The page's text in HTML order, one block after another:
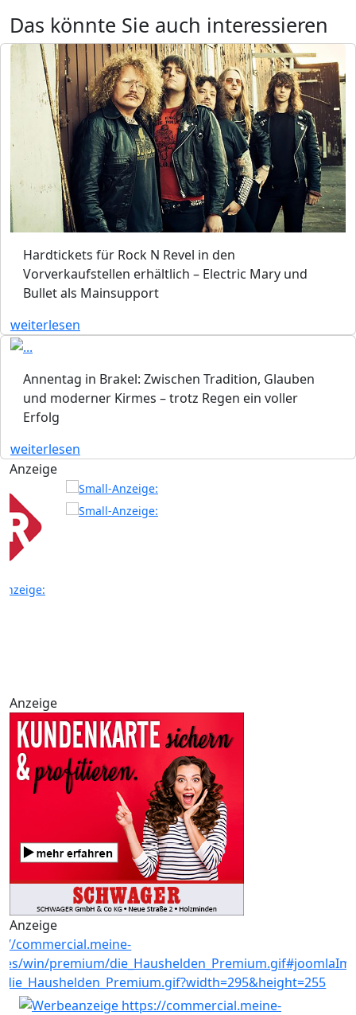
Das könnte Sie auch interessieren
Hardtickets für Rock N Revel in den
Vorverkaufstellen erhältlich – Electric Mary und
Bullet als Mainsupport
weiterlesen
Annentag in Brakel: Zwischen Tradition, Glauben
und moderner Kirmes – trotz Regen ein voller
Erfolg
weiterlesen
Anzeige
Anzeige
Anzeige